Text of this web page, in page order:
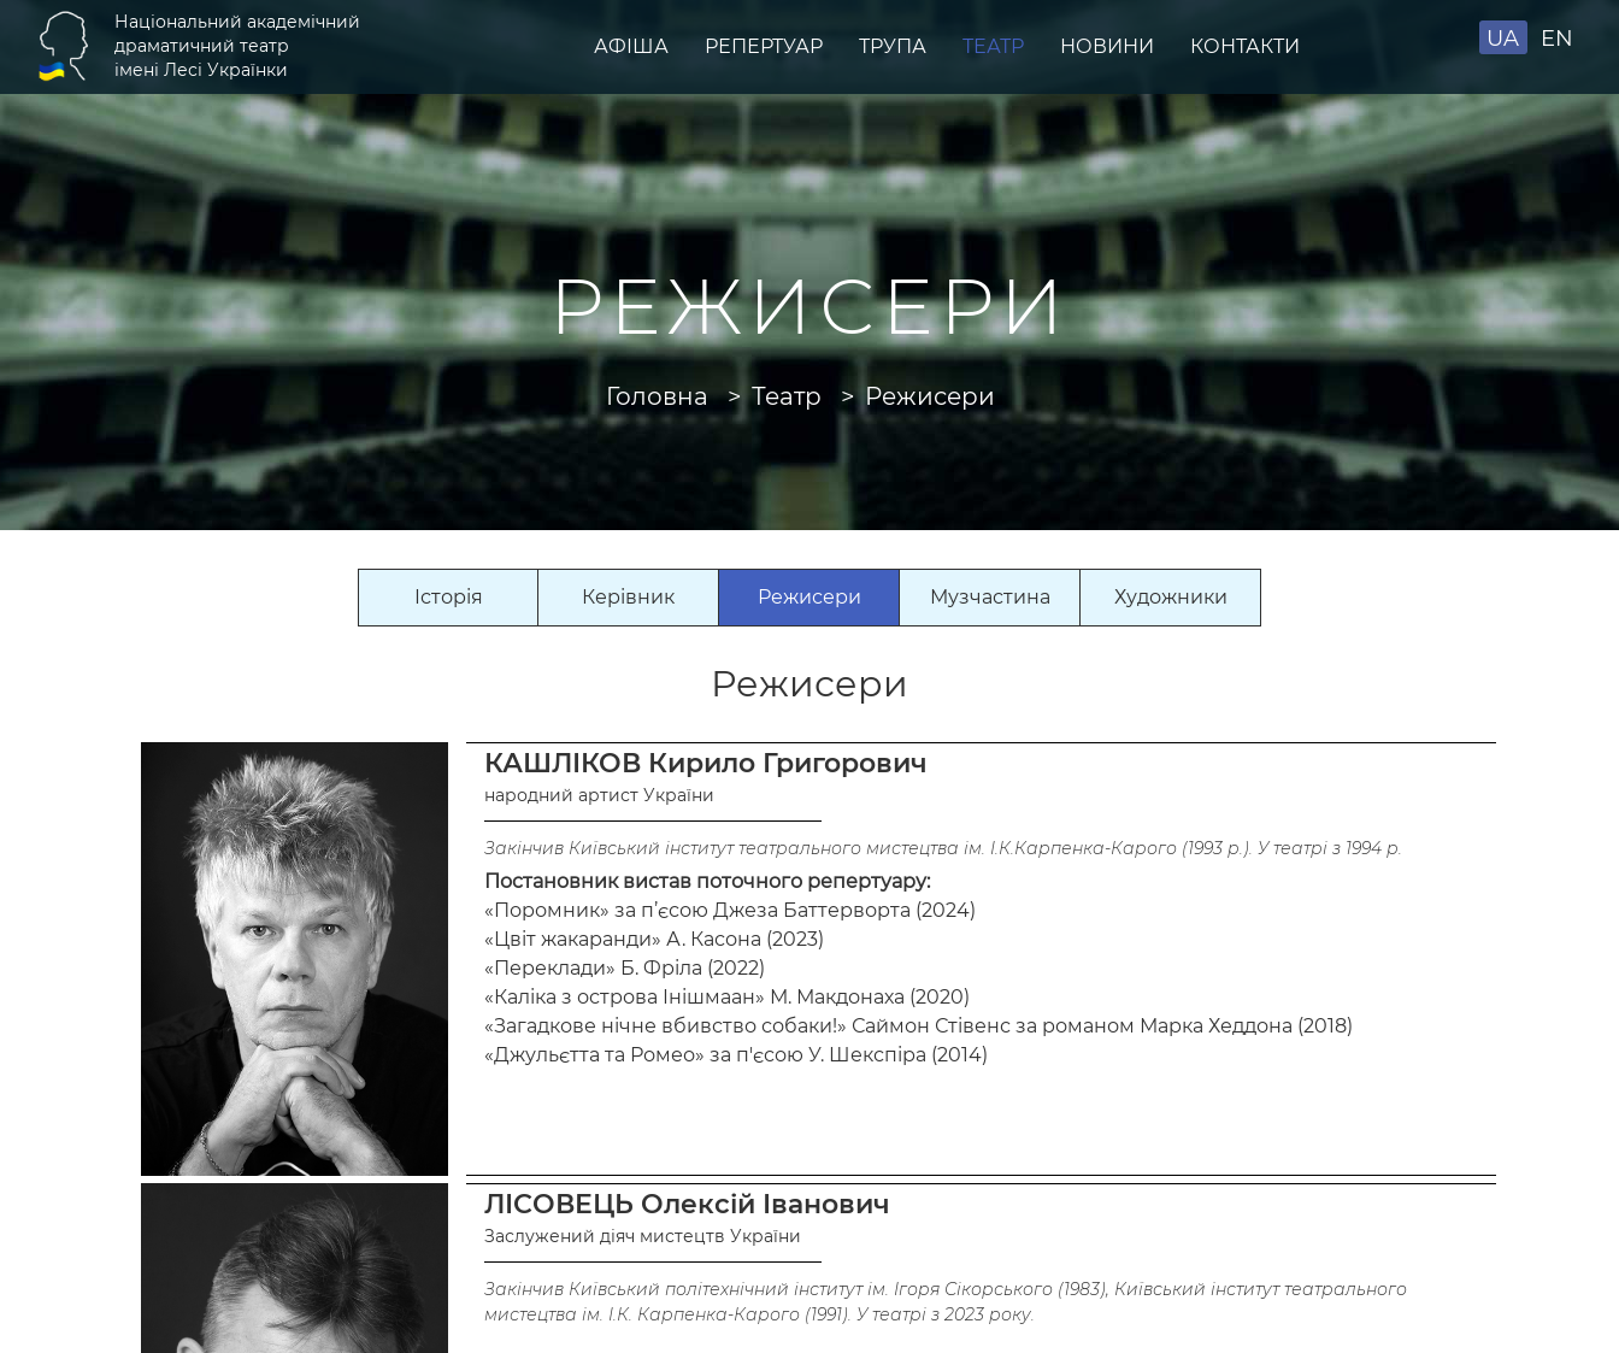
АФІША РЕПЕРТУАР ТРУПА ТЕАТР НОВИНИ КОНТАКТИ UA EN
Національний академічний
драматичний театр
імені Лесі Українки
РЕЖИСЕРИ
Головна Театр Режисери
Історія Керівник Режисери Музчастина Художники
Режисери
КАШЛІКОВ Кирило Григорович
народний артист України
Закінчив Київський інститут театрального мистецтва ім. І.К.Карпенка-Карого (1993 р.). У театрі з 1994 р.
Постановник вистав поточного репертуару:
«Поромник» за п’єсою Джеза Баттерворта (2024)
«Цвіт жакаранди» А. Касона (2023)
«Переклади» Б. Фріла (2022)
«Каліка з острова Інішмаан» М. Макдонаха (2020)
«Загадкове нічне вбивство собаки!» Саймон Стівенс за романом Марка Хеддона (2018)
«Джульєтта та Ромео» за п'єсою У. Шекспіра (2014)
ЛІСОВЕЦЬ Олексій Іванович
Заслужений діяч мистецтв України
Закінчив Київський політехнічний інститут ім. Ігоря Сікорського (1983), Київський інститут театрального
мистецтва ім. І.К. Карпенка-Карого (1991). У театрі з 2023 року.